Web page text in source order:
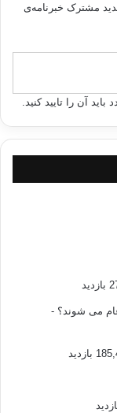
مشترک خبرنامه‌ی
آن را تایید کنید.
می شوند؟ -